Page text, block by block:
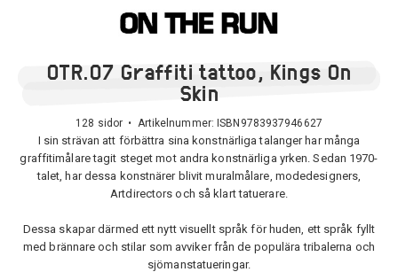
OTR.07 Graffiti tattoo, Kings On
Skin
128 sidor • Artikelnummer: ISBN9783937946627
I sin strävan att förbättra sina konstnärliga talanger har många
graffitimålare tagit steget mot andra konstnärliga yrken. Sedan 1970-
talet, har dessa konstnärer blivit muralmålare, modedesigners,
Artdirectors och så klart tatuerare.
Dessa skapar därmed ett nytt visuellt språk för huden, ett språk fyllt
med brännare och stilar som avviker från de populära tribalerna och
sjömanstatueringar.